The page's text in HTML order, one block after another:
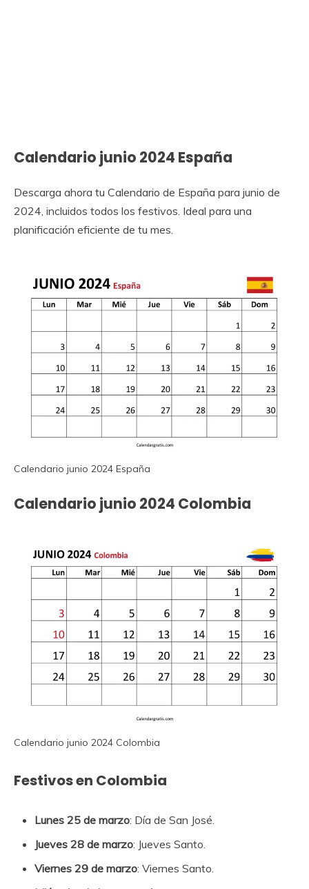
Calendario junio 2024 España
Descarga ahora tu Calendario de España para junio de
2024, incluidos todos los festivos. Ideal para una
planificación eficiente de tu mes.
Calendario junio 2024 España
Calendario junio 2024 Colombia
Calendario junio 2024 Colombia
Festivos en Colombia
Lunes 25 de marzo: Día de San José.
Jueves 28 de marzo: Jueves Santo.
Viernes 29 de marzo: Viernes Santo.